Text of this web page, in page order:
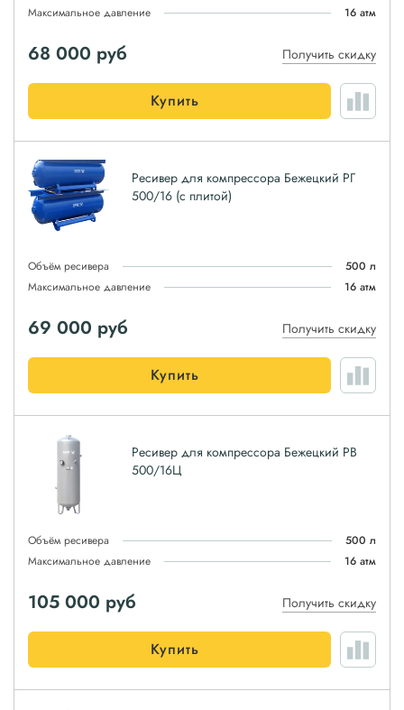
Максимальное давление
16 атм
68 000 руб Получить скидку
Купить
Ресивер для компрессора Бежецкий РГ
500/16 (с плитой)
Объём ресивера
500 л
Максимальное давление
16 атм
69 000 руб Получить скидку
Купить
Ресивер для компрессора Бежецкий РВ
500/16Ц
Объём ресивера
500 л
Максимальное давление
16 атм
105 000 руб Получить скидку
Купить